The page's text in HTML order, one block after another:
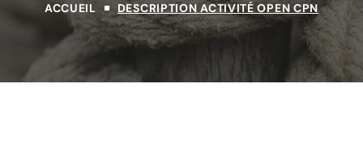
ACCUEIL DESCRIPTION ACTIVITÉ OPEN CPN